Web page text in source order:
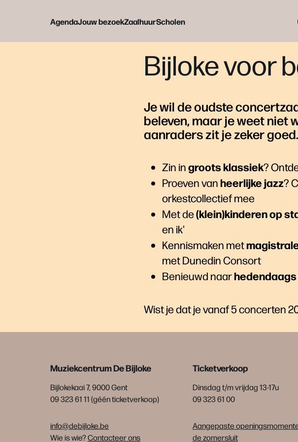
AgendaJouw bezoekZaalhuurScholen
Bijloke voor
Je wil de oudste
beleven, maar je weet niet
aanraders zit je zeker goed.
Zin ingroots klassiek?
Proeven vanheerlijke jazz?
orkestcollectief mee
Met de(klein)kinderen op
en ik'
Kennismaken met
met Dunedin Consort
Benieuwd naar
Wist je dat je vanaf 5 concerten
Muziekcentrum De Bijloke
Bijlokekaai 7, 9000 Gent
09 323 61 11 (géén ticketverkoop)
info@debijloke.be
Wie is wie?Contacteer ons
Ticketverkoop
Dinsdag t/m vrijdag 13-17u
09 323 61 00
Aangepaste
de zomersluit